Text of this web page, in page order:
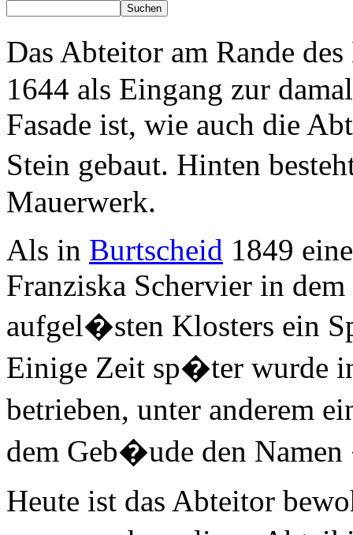
Das Abteitor am Rande
1644 als Eingang zur
Fasade ist, wie auch die
Stein gebaut. Hinten
Mauerwerk.
Als in Burtscheid 1849
Franziska Schervier in
aufgel�sten Klosters ein
Einige Zeit sp�ter wurde
betrieben, unter anderem
dem Geb�ude den
Heute ist das Abteitor